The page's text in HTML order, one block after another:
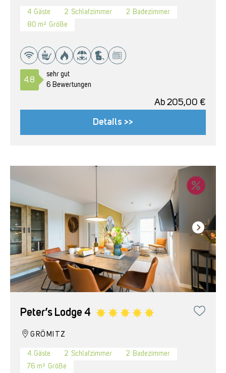
4 Gäste 2 Schlafzimmer 2 Badezimmer
80 m² Größe
4.8
sehr gut
6 Bewertungen
Ab 205,00 €
Details >>
Peter’s Lodge 4
GRÖMITZ
4 Gäste 2 Schlafzimmer 2 Badezimmer
76 m² Größe